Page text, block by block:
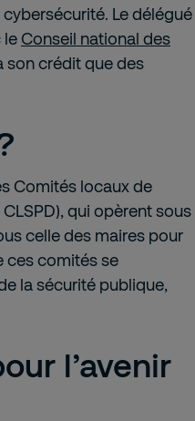
Le délégué
le Conseil national des
son crédit que des
Comités locaux de
qui opèrent sous
celle des maires pour
ces comités se
la sécurité publique,
l’avenir